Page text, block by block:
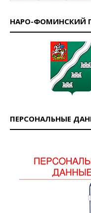
НАРО-ФОМИНСКИЙ
ПЕРСОНАЛЬНЫЕ